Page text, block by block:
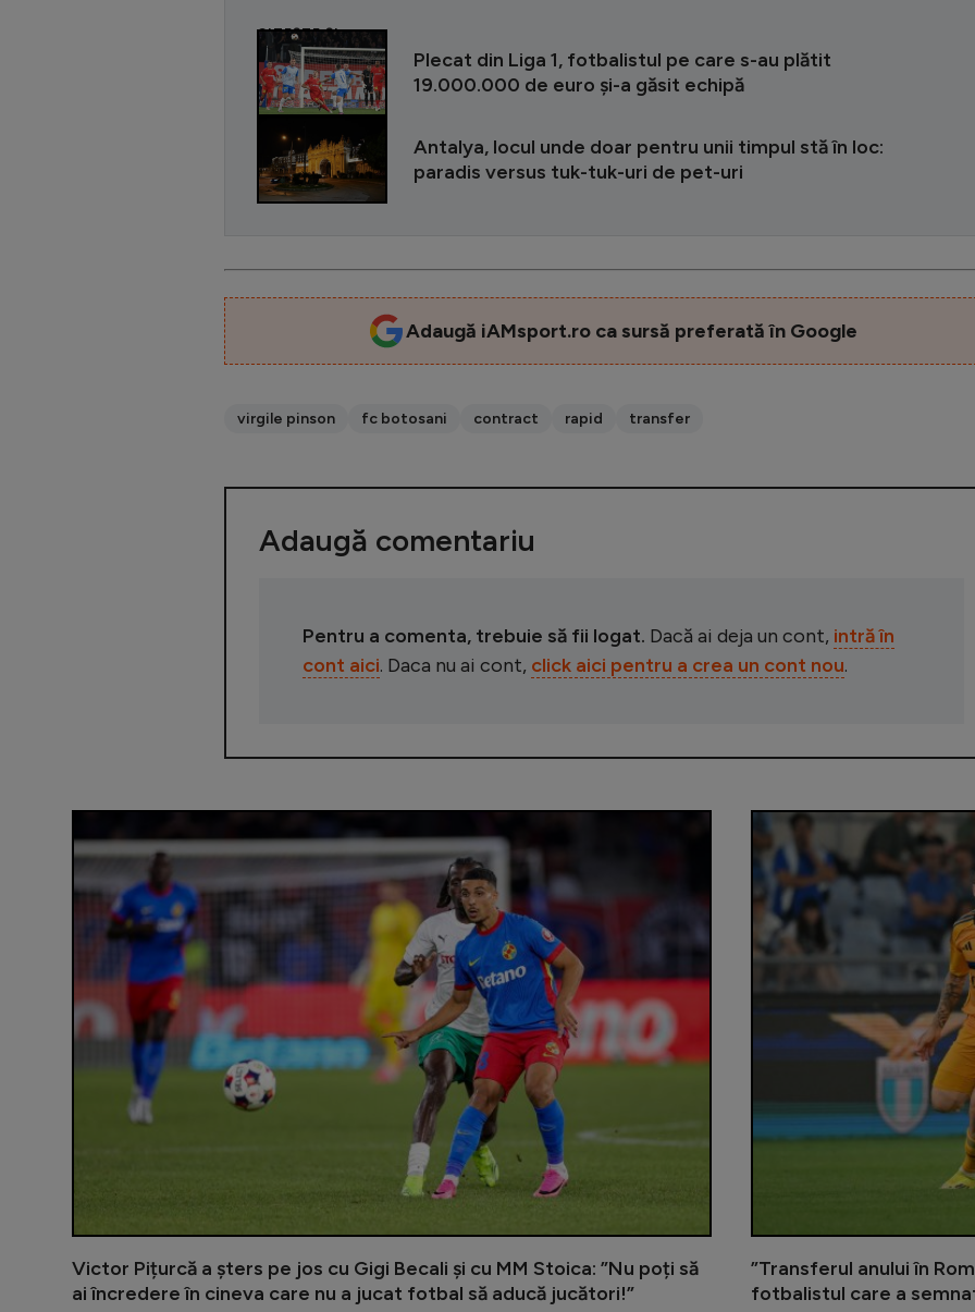
CITEȘTE ȘI
Plecat din Liga 1, fotbalistul pe care s-au plătit
19.000.000 de euro și-a găsit echipă
Antalya, locul unde doar pentru unii timpul stă în loc:
paradis versus tuk-tuk-uri de pet-uri
Adaugă iAMsport.ro ca sursă preferată în Google
virgile pinson fc botosani contract rapid transfer
Adaugă comentariu
Pentru a comenta, trebuie să fii logat. Dacă ai deja un cont, intră în
cont aici. Daca nu ai cont, click aici pentru a crea un cont nou.
Victor Pițurcă a șters pe jos cu Gigi Becali și cu MM Stoica: ”Nu poți să
ai încredere în cineva care nu a jucat fotbal să aducă jucători!”
”Transferul anului în
fotbalistul care a